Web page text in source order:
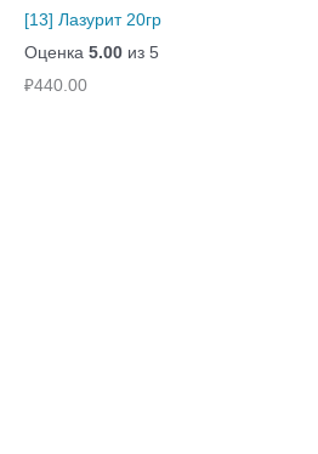
[13] Лазурит 20гр
Оценка 5.00 из 5
₽440.00